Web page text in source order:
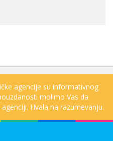
agencije su informativnog
molimo Vas da
Hvala na razumevanju.